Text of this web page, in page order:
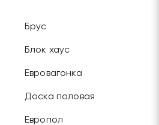
Брус
Блок хаус
Евровагонка
Доска половая
Европол